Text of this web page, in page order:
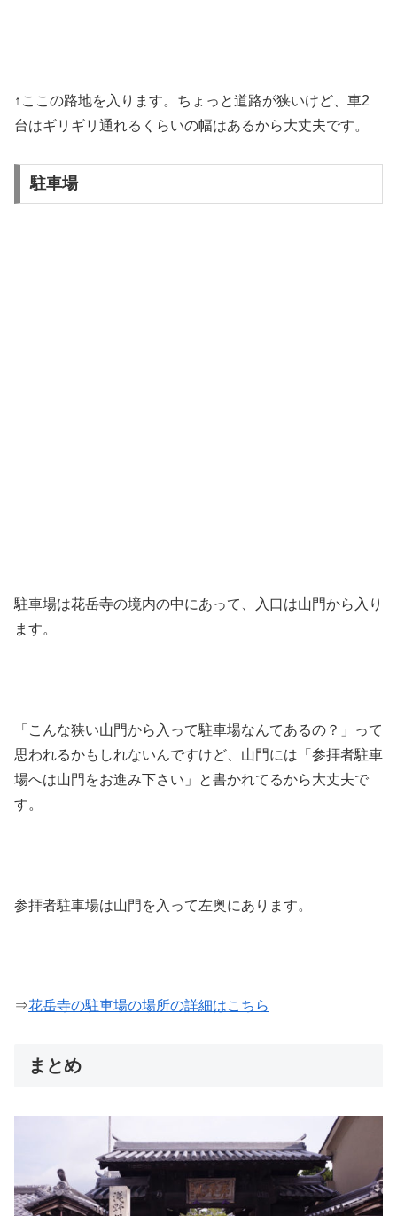
↑ここの路地を入ります。ちょっと道路が狭いけど、車2
台はギリギリ通れるくらいの幅はあるから大丈夫です。
駐車場
駐車場は花岳寺の境内の中にあって、入口は山門から入り
ます。
「こんな狭い山門から入って駐車場なんてあるの？」って
思われるかもしれないんですけど、山門には「参拝者駐車
場へは山門をお進み下さい」と書かれてるから大丈夫で
す。
参拝者駐車場は山門を入って左奥にあります。
⇒花岳寺の駐車場の場所の詳細はこちら
まとめ